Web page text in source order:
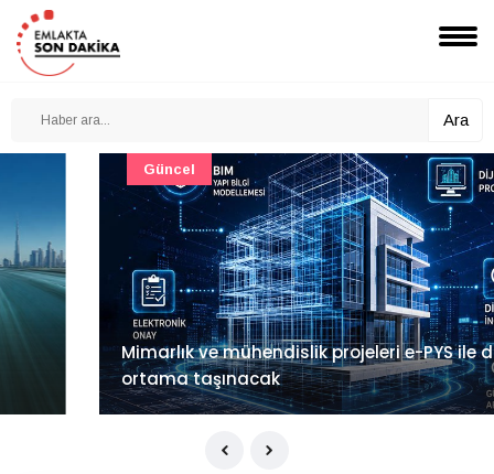
Ara
Mimarlık ve mühendislik projeleri e-PYS ile dijital
ortama taşınacak